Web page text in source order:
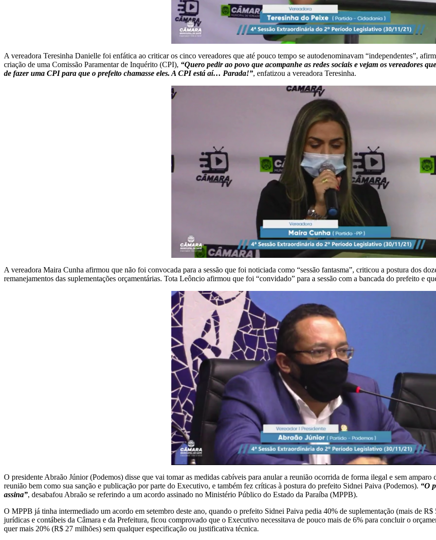
A vereadora Teresinha Danielle foi enfática ao criticar os cinco vereadores que até pouco tempo se autodenominavam “independentes”,
criação de uma Comissão Paramentar de Inquérito (CPI), “Quero pedir ao povo que acompanhe as redes sociais e vejam os vereadores
de fazer uma CPI para que o prefeito chamasse eles. A CPI está aí… Parada!”, enfatizou a vereadora Teresinha.
A vereadora Maira Cunha afirmou que não foi convocada para a sessão que foi noticiada como “sessão fantasma”, criticou a postura dos
remanejamentos das suplementações orçamentárias. Tota Leôncio afirmou que foi “convidado” para a sessão com a bancada do prefeito e
O presidente Abraão Júnior (Podemos) disse que vai tomar as medidas cabíveis para anular a reunião ocorrida de forma ilegal e sem
reunião bem como sua sanção e publicação por parte do Executivo, e também fez críticas à postura do prefeito Sidnei Paiva (Podemos). “O
assina”, desabafou Abraão se referindo a um acordo assinado no Ministério Público do Estado da Paraíba (MPPB).
O MPPB já tinha intermediado um acordo em setembro deste ano, quando o prefeito Sidnei Paiva pedia 40% de suplementação (mais de
jurídicas e contábeis da Câmara e da Prefeitura, ficou comprovado que o Executivo necessitava de pouco mais de 6% para concluir o
quer mais 20% (R$ 27 milhões) sem qualquer especificação ou justificativa técnica.